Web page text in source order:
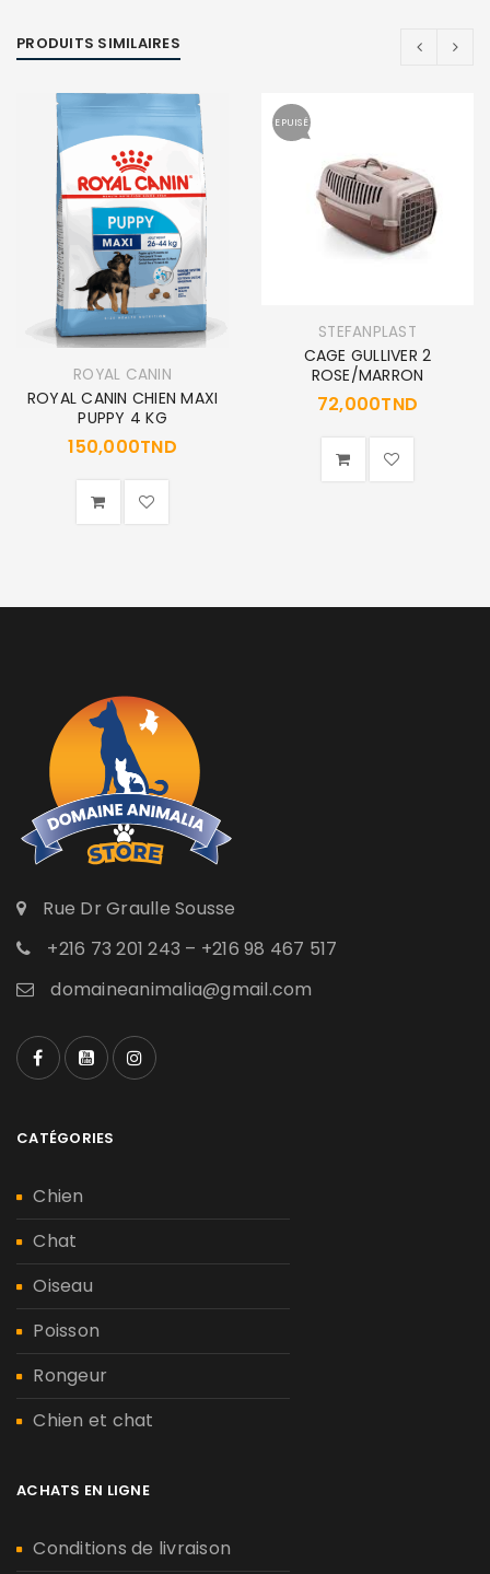
PRODUITS SIMILAIRES
ROYAL CANIN
ROYAL CANIN CHIEN MAXI
PUPPY 4 KG
150,000TND
EPUISÉ
STEFANPLAST
CAGE GULLIVER 2
ROSE/MARRON
72,000TND
Rue Dr Graulle Sousse
+216 73 201 243 – +216 98 467 517
domaineanimalia@gmail.com
CATÉGORIES
Chien
Chat
Oiseau
Poisson
Rongeur
Chien et chat
ACHATS EN LIGNE
Conditions de livraison